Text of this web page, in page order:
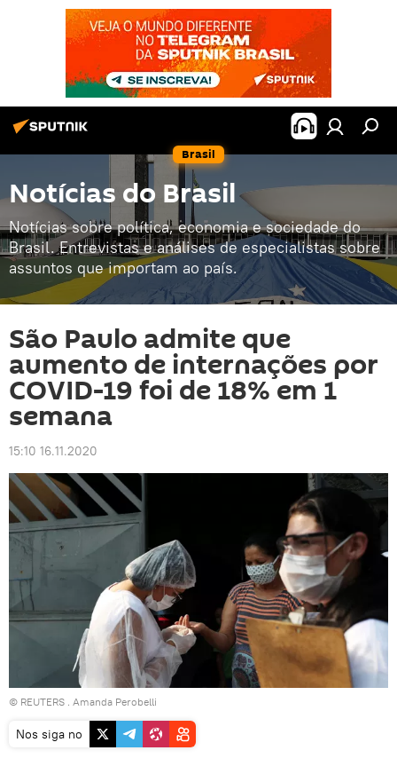
Brasil
Notícias do Brasil
Notícias sobre política, economia e sociedade do
Brasil. Entrevistas e análises de especialistas sobre
assuntos que importam ao país.
São Paulo admite que
aumento de internações por
COVID-19 foi de 18% em 1
semana
15:10 16.11.2020
© REUTERS . Amanda Perobelli
Nos siga no